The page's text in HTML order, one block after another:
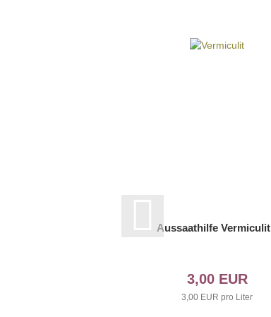
Aussaathilfe Vermiculit
3,00 EUR
3,00 EUR pro Liter